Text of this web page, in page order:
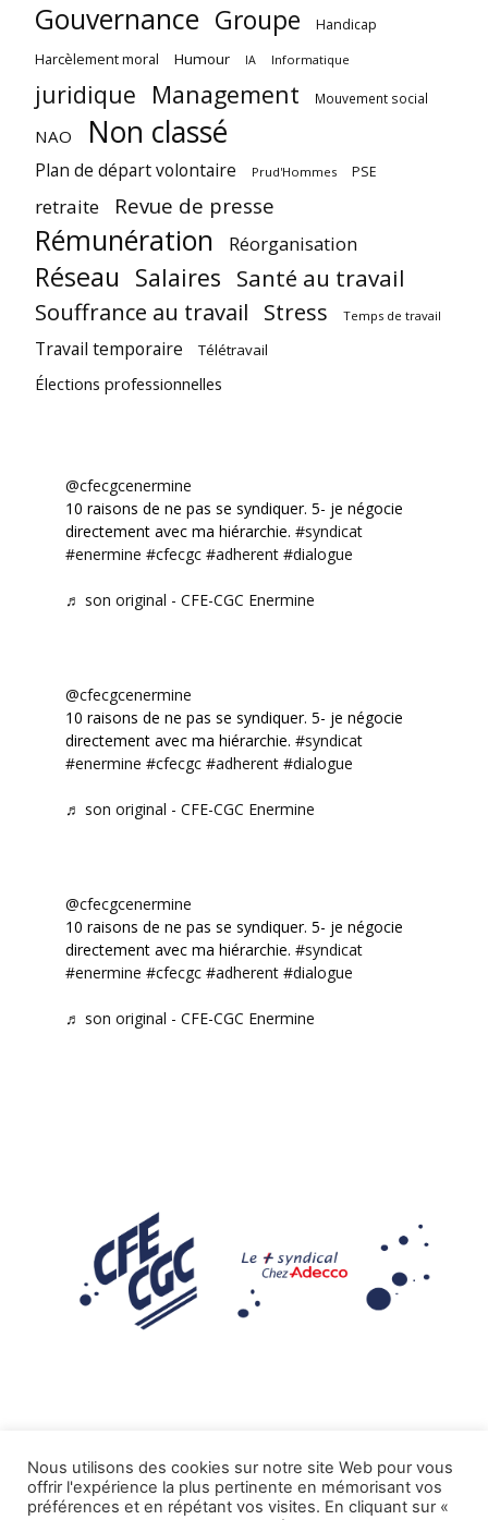
Gouvernance Groupe Handicap
Harcèlement moral Humour IA Informatique
juridique Management Mouvement social
NAO Non classé
Plan de départ volontaire Prud'Hommes PSE
retraite Revue de presse
Rémunération Réorganisation
Réseau Salaires Santé au travail
Souffrance au travail Stress Temps de travail
Travail temporaire Télétravail
Élections professionnelles
@cfecgcenermine
10 raisons de ne pas se syndiquer. 5- je négocie
directement avec ma hiérarchie. #syndicat
#enermine #cfecgc #adherent #dialogue
♬ son original - CFE-CGC Enermine
@cfecgcenermine
10 raisons de ne pas se syndiquer. 5- je négocie
directement avec ma hiérarchie. #syndicat
#enermine #cfecgc #adherent #dialogue
♬ son original - CFE-CGC Enermine
@cfecgcenermine
10 raisons de ne pas se syndiquer. 5- je négocie
directement avec ma hiérarchie. #syndicat
#enermine #cfecgc #adherent #dialogue
♬ son original - CFE-CGC Enermine
Mentions légales
Nous utilisons des cookies sur notre site Web pour vous
offrir l'expérience la plus pertinente en mémorisant vos
préférences et en répétant vos visites. En cliquant sur «